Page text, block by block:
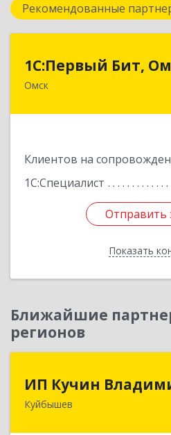
Рекомендованные
1С:Первый Бит,
Омск
Клиентов на
1С:Специалист
Отправить
Показать
644099, Омская обл, Омск
Отправить
Назад
Ближайшие
регионов
ИП Кучин
Куйбышев632387,